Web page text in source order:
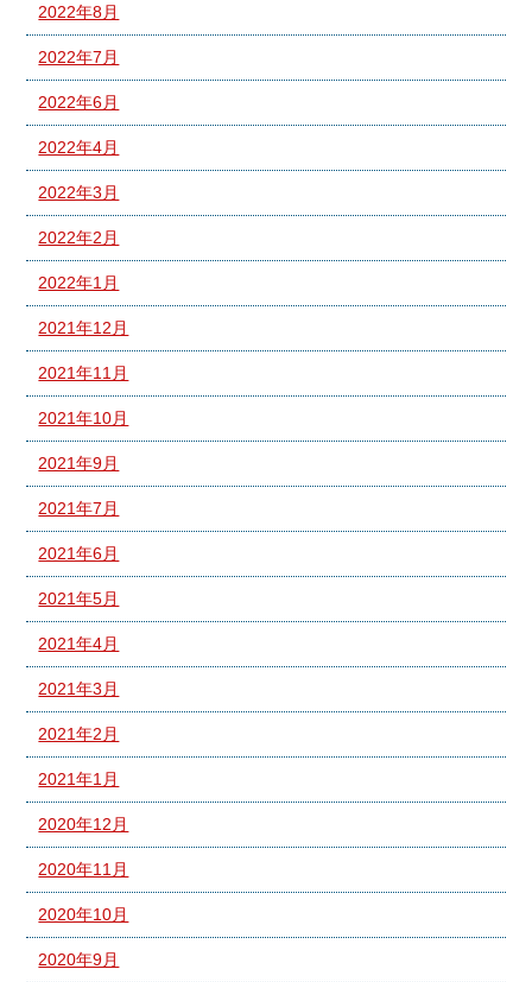
2022年8月
2022年7月
2022年6月
2022年4月
2022年3月
2022年2月
2022年1月
2021年12月
2021年11月
2021年10月
2021年9月
2021年7月
2021年6月
2021年5月
2021年4月
2021年3月
2021年2月
2021年1月
2020年12月
2020年11月
2020年10月
2020年9月